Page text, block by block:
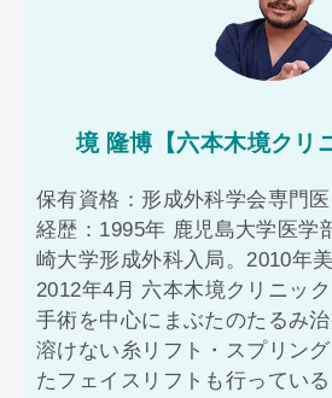
境 隆博【六本木境クリ
保有資格：形成外科学会専門医
経歴：1995年 鹿児島大学医学
崎大学形成外科入局。2010年
2012年4月 六本木境クリニッ
手術を中心にまぶたのたるみ治
溶けない糸リフト・スプリン
たフェイスリフトも行っている